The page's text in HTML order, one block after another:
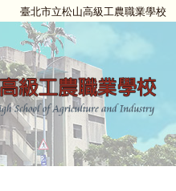
臺北市立松山高級工農職業學校